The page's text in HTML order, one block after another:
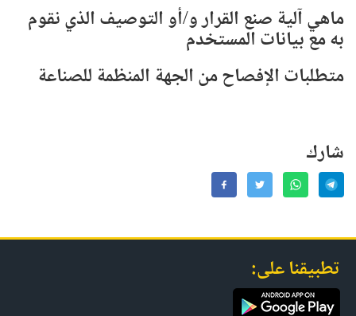
ماهي آلية صنع القرار و/أو التوصيف الذي نقوم
به مع بيانات المستخدم
متطلبات الإفصاح من الجهة المنظمة للصناعة
شارك
تطبيقنا على: